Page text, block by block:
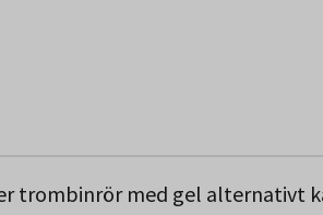
trombinrör med gel alternativt